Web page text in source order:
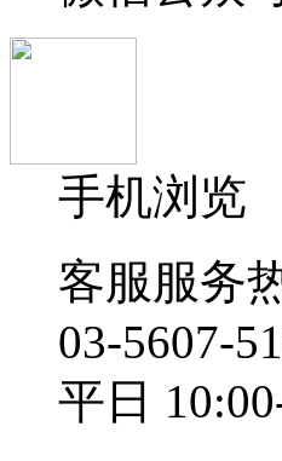
手机浏览
客服服务
03-5607-
平日